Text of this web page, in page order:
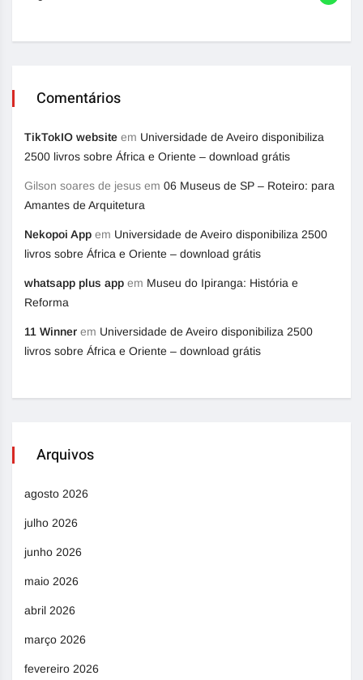
Comentários
TikTokIO website em Universidade de Aveiro disponibiliza
2500 livros sobre África e Oriente – download grátis
Gilson soares de jesus em 06 Museus de SP – Roteiro: para
Amantes de Arquitetura
Nekopoi App em Universidade de Aveiro disponibiliza 2500
livros sobre África e Oriente – download grátis
whatsapp plus app em Museu do Ipiranga: História e
Reforma
11 Winner em Universidade de Aveiro disponibiliza 2500
livros sobre África e Oriente – download grátis
Arquivos
agosto 2026
julho 2026
junho 2026
maio 2026
abril 2026
março 2026
fevereiro 2026